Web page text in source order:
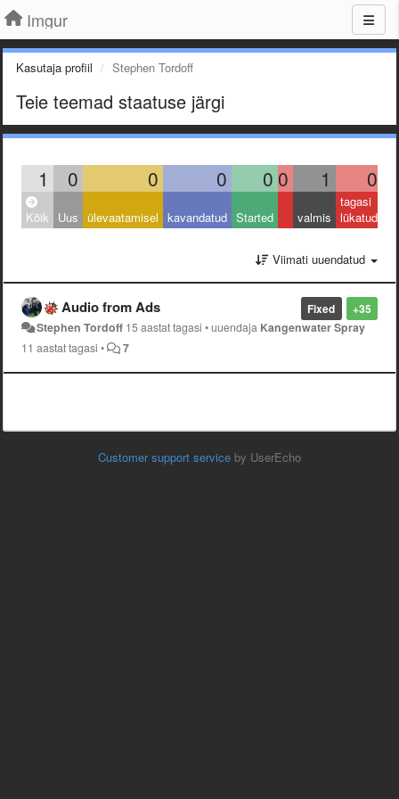
Imgur
Kasutaja profiil Stephen Tordoff
Teie teemad staatuse järgi
1 0 0 0 0 0 1 0
Kõik Uus ülevaatamisel kavandatud Started valmis
tagasi
lükatud
Viimati uuendatud
+35
Fixed
Audio from Ads
Stephen Tordoff 15 aastat tagasi •uuendaja Kangenwater Spray
11 aastat tagasi • 7
Customer support service by UserEcho